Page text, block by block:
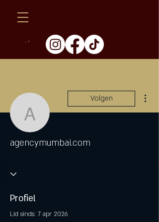
Volgen
agencymumbai.com
Profiel
Lid sinds: 7 apr 2026